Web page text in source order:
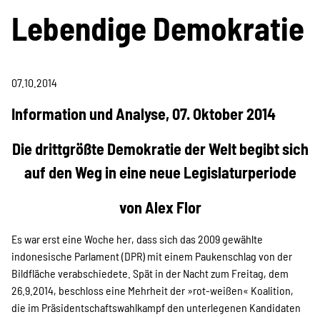
Publikationen
Pressemitteilungen &
Stellungnahmen
Berichte & Petitionen
Informations- und
Bildungsmaterialien
Lebendige Demokratie
07.10.2014
Information und Analyse, 07. Oktober 2014
Die drittgrößte Demokratie der Welt begibt sich
auf den Weg in eine neue Legislaturperiode
von Alex Flor
Es war erst eine Woche her, dass sich das 2009 gewählte
indonesische Parlament (DPR) mit einem Paukenschlag von der
Bildfläche verabschiedete. Spät in der Nacht zum Freitag, dem
26.9.2014, beschloss eine Mehrheit der »rot-weißen« Koalition,
die im Präsidentschaftswahlkampf den unterlegenen Kandidaten